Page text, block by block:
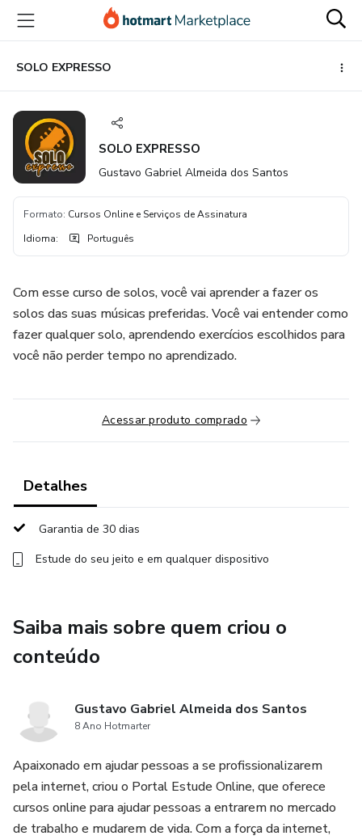
para
conteúdo
principal
para
pagamento
para
rodapé
SOLO EXPRESSO
SOLO EXPRESSO
Gustavo Gabriel Almeida dos Santos
Formato: Cursos Online e Serviços de Assinatura
Idioma: Português
Com esse curso de solos, você vai aprender a fazer os
solos das suas músicas preferidas. Você vai entender como
fazer qualquer solo, aprendendo exercícios escolhidos para
você não perder tempo no aprendizado.
Acessar produto comprado
Detalhes
Garantia de 30 dias
Estude do seu jeito e em qualquer dispositivo
Saiba mais sobre quem criou o
conteúdo
Gustavo Gabriel Almeida dos Santos
8 Ano Hotmarter
Apaixonado em ajudar pessoas a se profissionalizarem
pela internet, criou o Portal Estude Online, que oferece
cursos online para ajudar pessoas a entrarem no mercado
de trabalho e mudarem de vida. Com a força da internet,